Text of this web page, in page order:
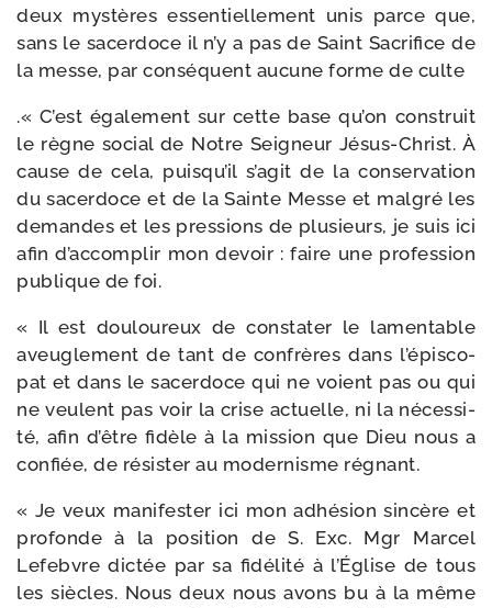
deux mys­tères essen­tiel­le­ment unis parce que,
sans le sacer­doce il n’y a pas de Saint Sacrifice de
la messe, par consé­quent aucune forme de culte
.« C’est éga­le­ment sur cette base qu’on construit
le règne social de Notre Seigneur Jésus-​Christ. À
cause de cela, puis­qu’il s’a­git de la conser­va­tion
du sacer­doce et de la Sainte Messe et mal­gré les
demandes et les pres­sions de plu­sieurs, je suis ici
afin d’ac­com­plir mon devoir : faire une pro­fes­sion
publique de foi.
« Il est dou­lou­reux de consta­ter le lamen­table
aveu­gle­ment de tant de confrères dans l’é­pis­co­
pat et dans le sacer­doce qui ne voient pas ou qui
ne veulent pas voir la crise actuelle, ni la néces­si­
té, afin d’être fidèle à la mis­sion que Dieu nous a
confiée, de résis­ter au moder­nisme régnant.
« Je veux mani­fes­ter ici mon adhé­sion sin­cère et
pro­fonde à la posi­tion de S. Exc. Mgr Marcel
Lefebvre dic­tée par sa fidé­li­té à l’Église de tous
les siècles. Nous deux nous avons bu à la même